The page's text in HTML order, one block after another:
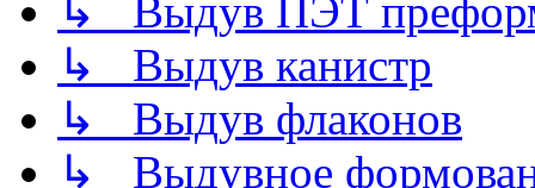
↳ Выдув ПЭТ
↳ Выдув канистр
↳ Выдув флаконов
↳ Выдувное